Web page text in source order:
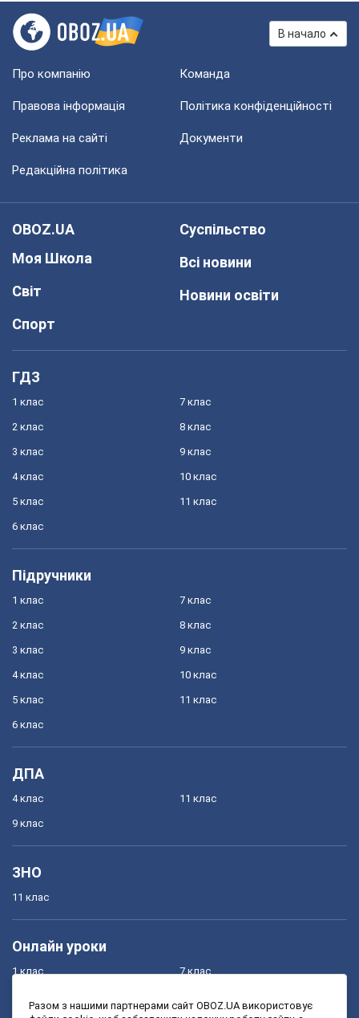
В начало
Про компанію Команда
Правова інформація Політика конфіденційності
Реклама на сайті Документи
Редакційна політика
OBOZ.UA
Моя Школа
Світ
Спорт
Суспільство
Всі новини
Новини освіти
ГДЗ
1 клас
2 клас
3 клас
4 клас
5 клас
6 клас
7 клас
8 клас
9 клас
10 клас
11 клас
Підручники
1 клас
2 клас
3 клас
4 клас
5 клас
6 клас
7 клас
8 клас
9 клас
10 клас
11 клас
ДПА
4 клас
9 клас
11 клас
ЗНО
11 клас
Онлайн уроки
1 клас 7 клас
Разом з нашими партнерами сайт OBOZ.UA використовує